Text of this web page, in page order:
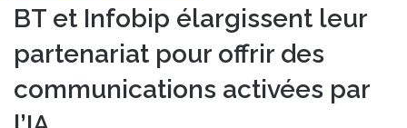
BT et Infobip élargissent leur
partenariat pour offrir des
communications activées par